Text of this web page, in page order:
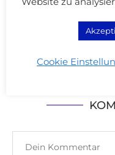
Silvester
Cookie